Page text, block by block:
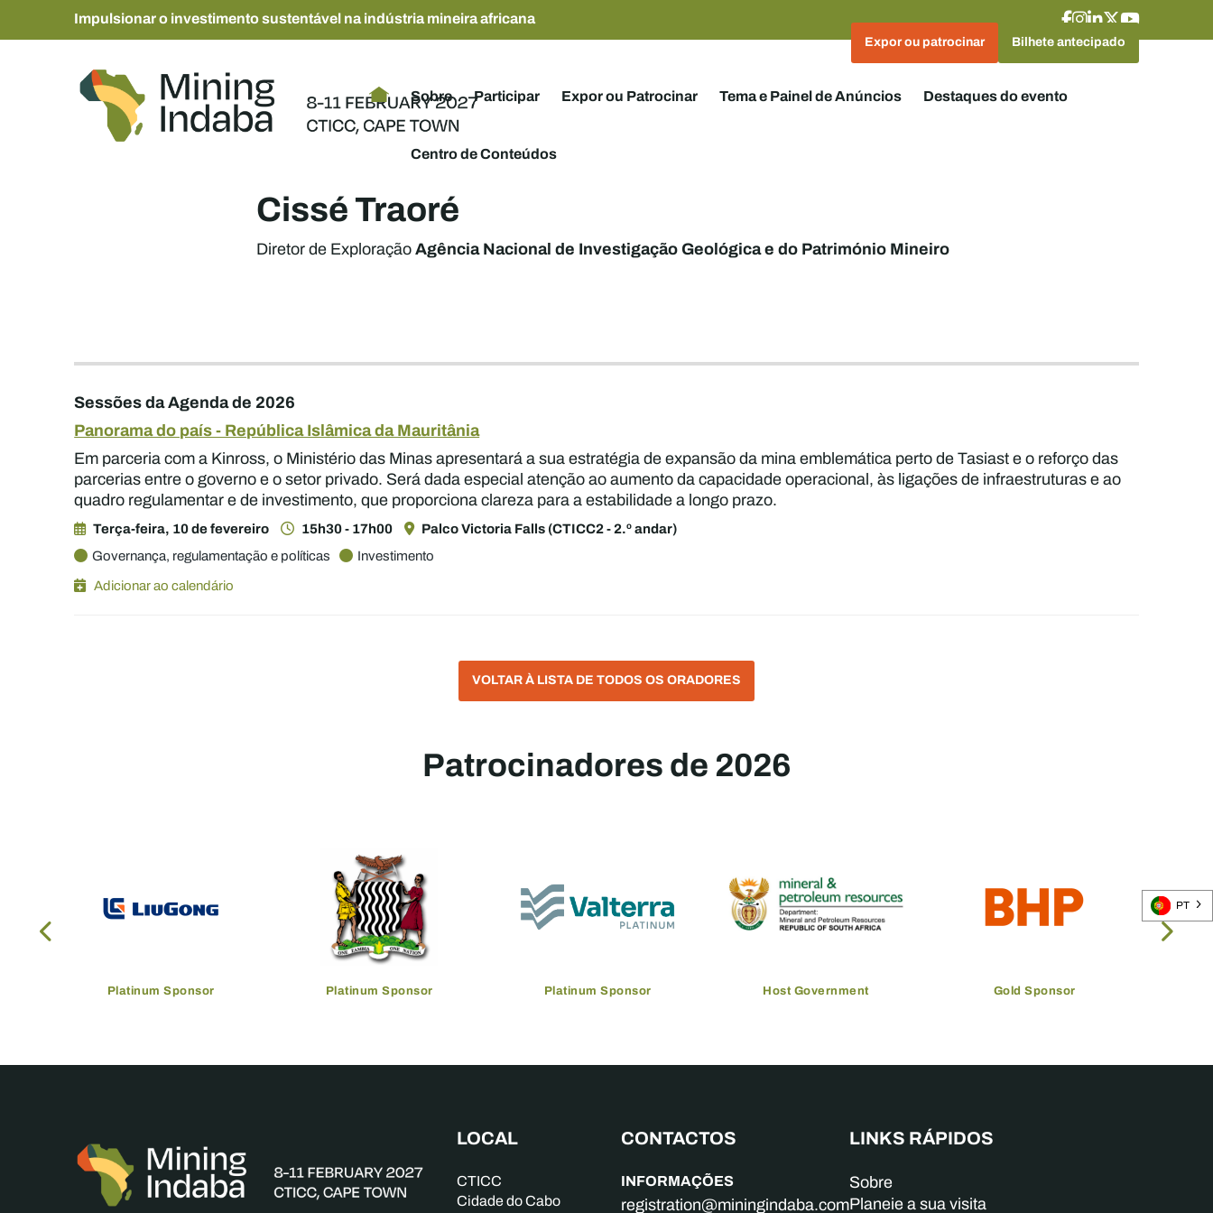
Impulsionar o investimento sustentável na indústria mineira africana
Expor ou patrocinar Bilhete antecipado
Sobre Participar Expor ou Patrocinar Tema e Painel de Anúncios Destaques do evento
Centro de Conteúdos
Cissé Traoré
Diretor de ExploraçãoAgência Nacional de Investigação Geológica e do Património Mineiro
Sessões da Agenda de 2026
Panorama do país - República Islâmica da Mauritânia
Em parceria com a Kinross, o Ministério das Minas apresentará a sua estratégia de expansão da mina emblemática perto de Tasiast e o reforço das
parcerias entre o governo e o setor privado. Será dada especial atenção ao aumento da capacidade operacional, às ligações de infraestruturas e ao
quadro regulamentar e de investimento, que proporciona clareza para a estabilidade a longo prazo.
Terça-feira, 10 de fevereiro 15h30 - 17h00
Palco Victoria Falls (CTICC2 - 2.º andar)
Governança, regulamentação e políticas
Investimento
Adicionar ao calendário
VOLTAR À LISTA DE TODOS OS ORADORES
Patrocinadores de 2026
Platinum Sponsor Platinum Sponsor Platinum Sponsor Host Government Gold Sponsor
LOCAL
CTICC
Cidade do Cabo
CONTACTOS
INFORMAÇÕES
registration@miningindaba.com
LINKS RÁPIDOS
Sobre
Planeie a sua visita
PT